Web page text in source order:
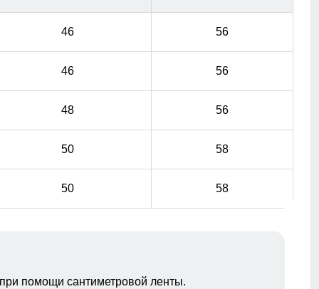
46 56
46 56
48 56
50 58
50 58
помощи сантиметровой ленты.